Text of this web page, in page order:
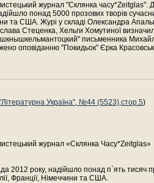
журнал "Склянка часу*Zeitglas".
понад 5000 прозових творів
та США. Журі у складі Олександра
Стеценка, Хельги Хомутиної
письменника
оповіданню "Покидьок" Єрка
Україна", №44 (5523),стор.5)
журнал «Склянка Часу*Zeitglas»
2012 року, надійшло понад п`ять тисяч
Франції, Німеччини та США.